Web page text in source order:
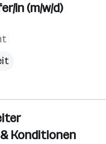
in (m/w/d)
Konditionen